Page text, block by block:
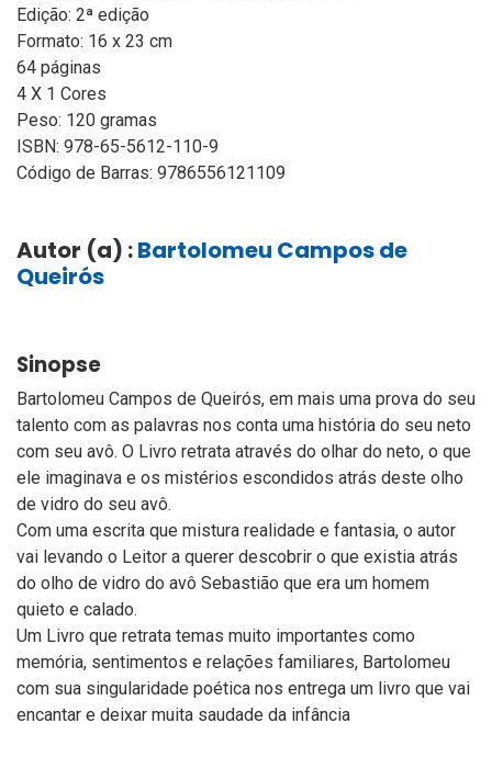
Edição: 2ª edição
Formato: 16 x 23 cm
64 páginas
4 X 1 Cores
Peso: 120 gramas
ISBN: 978-65-5612-110-9
Código de Barras: 9786556121109
Autor (a) :Bartolomeu Campos de
Queirós
Sinopse
Bartolomeu Campos de Queirós, em mais uma prova do seu
talento com as palavras nos conta uma história do seu neto
com seu avô. O Livro retrata através do olhar do neto, o que
ele imaginava e os mistérios escondidos atrás deste olho
de vidro do seu avô.
Com uma escrita que mistura realidade e fantasia, o autor
vai levando o Leitor a querer descobrir o que existia atrás
do olho de vidro do avô Sebastião que era um homem
quieto e calado.
Um Livro que retrata temas muito importantes como
memória, sentimentos e relações familiares, Bartolomeu
com sua singularidade poética nos entrega um livro que vai
encantar e deixar muita saudade da infância